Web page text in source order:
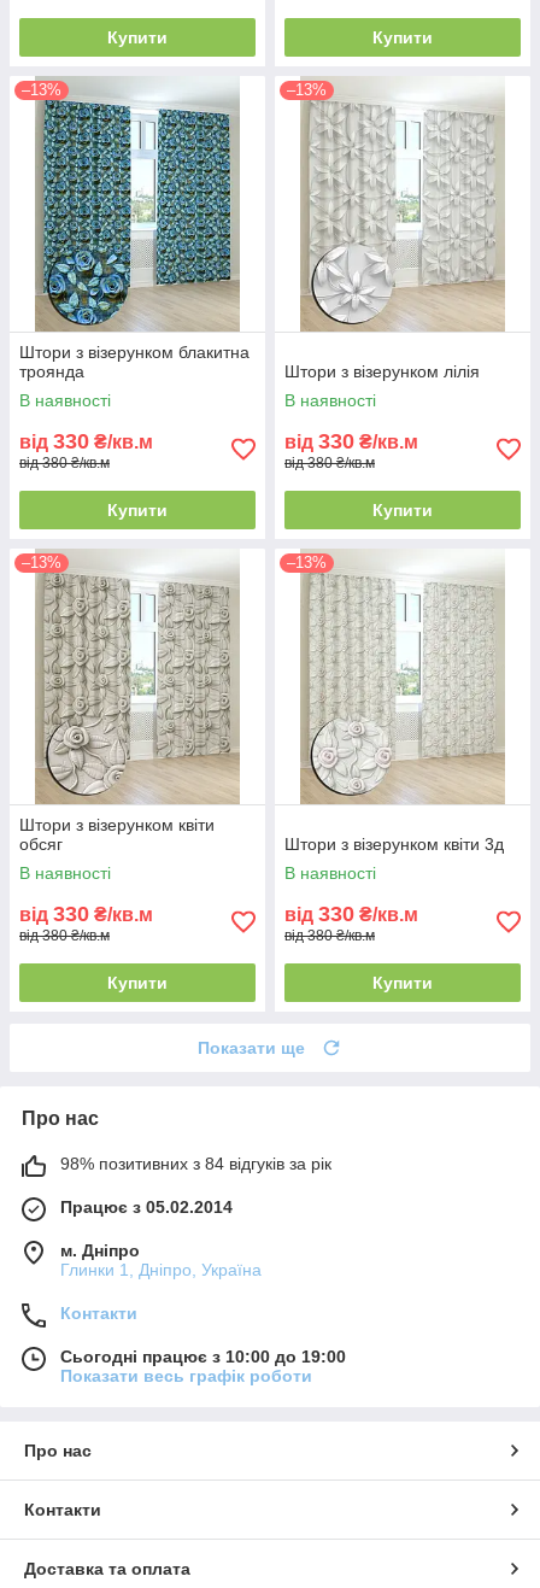
Купити Купити
–13%
Штори з візерунком блакитна
троянда
В наявності
від 330 ₴/кв.м
від 380 ₴/кв.м
Купити
–13%
Штори з візерунком лілія
В наявності
від 330 ₴/кв.м
від 380 ₴/кв.м
Купити
–13%
Штори з візерунком квіти
обсяг
В наявності
від 330 ₴/кв.м
від 380 ₴/кв.м
Купити
–13%
Штори з візерунком квіти 3д
В наявності
від 330 ₴/кв.м
від 380 ₴/кв.м
Купити
Показати ще
Про нас
98% позитивних з 84 відгуків за рік
Працює з 05.02.2014
м. Дніпро
Глинки 1, Дніпро, Україна
Контакти
Сьогодні працює з 10:00 до 19:00
Показати весь графік роботи
Про нас
Контакти
Доставка та оплата